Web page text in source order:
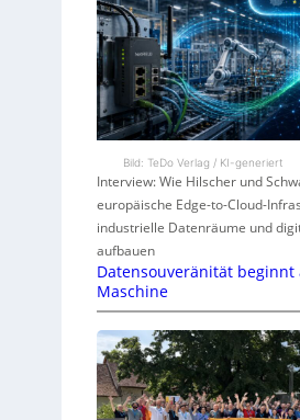
Bild: TeDo Verlag / KI-generiert
Interview: Wie Hilscher und
europäische Edge-to-Cloud-
industrielle Datenräume und
aufbauen
Datensouveränität beginnt
Maschine